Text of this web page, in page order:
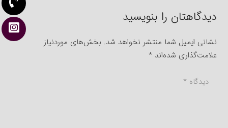
دیدگاهتان را بنویسید
نشانی ایمیل شما منتشر نخواهد شد. بخش‌های موردنیاز
علامت‌گذاری شده‌اند*